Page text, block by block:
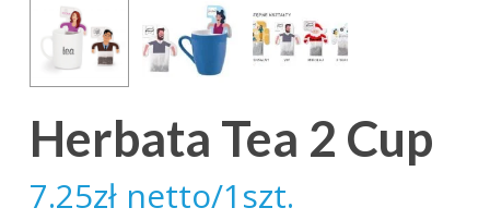
Herbata Tea 2 Cup
7.25zł netto/1szt.